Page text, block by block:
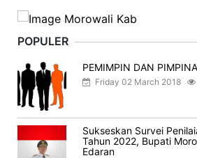
POPULER
PEMIMPIN DAN
Friday 02 March 2018
Sukseskan Survei
Tahun 2022, Bupati
Edaran